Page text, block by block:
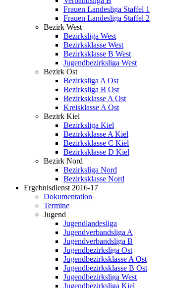
Frauen Landesliga Staffel 1
Frauen Landesliga Staffel 2
Bezirk West
Bezirksliga West
Bezirksklasse West
Bezirksklasse B West
Jugendbezirksliga West
Bezirk Ost
Bezirksliga A Ost
Bezirksliga B Ost
Bezirksklasse A Ost
Kreisklasse A Ost
Bezirk Kiel
Bezirksliga Kiel
Bezirksklasse A Kiel
Bezirksklasse C Kiel
Bezirksklasse D Kiel
Bezirk Nord
Bezirksliga Nord
Bezirksklasse Nord
Ergebnisdienst 2016-17
Dokumentation
Termine
Jugend
Jugendlandesliga
Jugendverbandsliga A
Jugendverbandsliga B
Jugendbezirksliga Ost
Jugendbezirksklasse A Ost
Jugendbezirksklasse B Ost
Jugendbezirksliga West
Jugendbezirksliga Kiel